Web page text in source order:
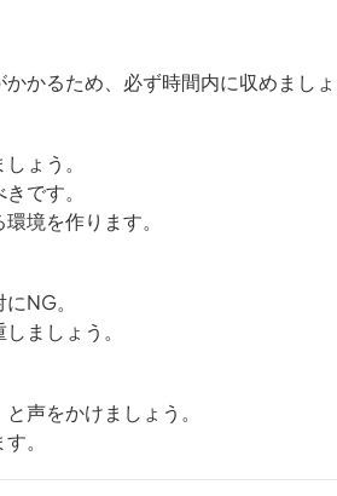
かるため、必ず時間内に収めまし
ょう。
です。
境を作ります。
NG。
ましょう。
声をかけましょう。
。